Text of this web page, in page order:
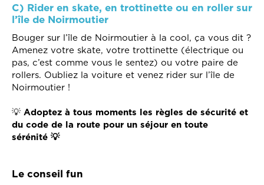
C) Rider en skate, en trottinette ou en roller sur
l’île de Noirmoutier
Bouger sur l’île de Noirmoutier à la cool, ça vous dit ?
Amenez votre skate, votre trottinette (électrique ou
pas, c’est comme vous le sentez) ou votre paire de
rollers. Oubliez la voiture et venez rider sur l’île de
Noirmoutier !
💡 Adoptez à tous moments les règles de sécurité et
du code de la route pour un séjour en toute
sérénité 💡
Le conseil fun